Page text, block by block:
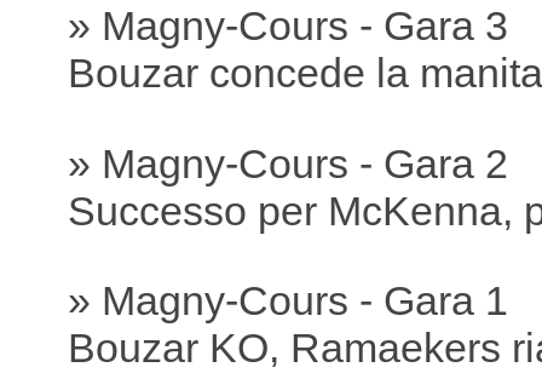
» Magny-Cours - Gara 3
Bouzar concede la manita
» Magny-Cours - Gara 2
Successo per McKenna,
» Magny-Cours - Gara 1
Bouzar KO, Ramaekers